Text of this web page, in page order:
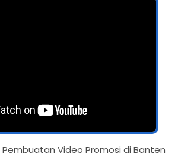
Pembuatan Video Promosi di Banten